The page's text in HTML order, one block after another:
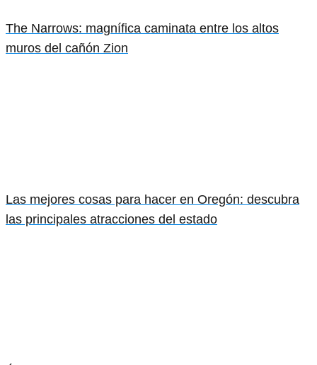
The Narrows: magnífica caminata entre los altos
muros del cañón Zion
Las mejores cosas para hacer en Oregón: descubra
las principales atracciones del estado